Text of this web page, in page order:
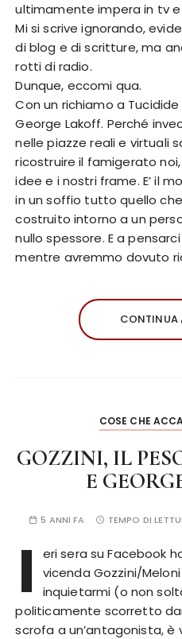
ultimamente impera in tv
Mi si scrive ignorando,
di blog e di scritture, ma
rotti di radio.
Dunque, eccomi qua.
Con un richiamo a
George Lakoff. Perché
nelle piazze reali e virtuali
ricostruire il famigerato
idee e i nostri frame. E’ il
in un soffio tutto quello
costruito intorno a un
nullo spessore. E a
mentre avremmo dovuto
CONTINUA
COSE CHE
GOZZINI, IL
E
5 ANNI FA TEMPO DI
I
eri sera su Facebook
vicenda Gozzini/
inquietarmi (o non
politicamente scorretto
scrofa a un’antagonista, è